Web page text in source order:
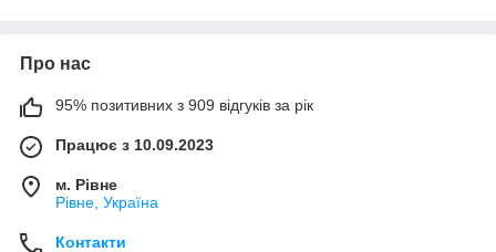
Про нас
95% позитивних з 909 відгуків за рік
Працює з 10.09.2023
м. Рівне
Рівне, Україна
Контакти